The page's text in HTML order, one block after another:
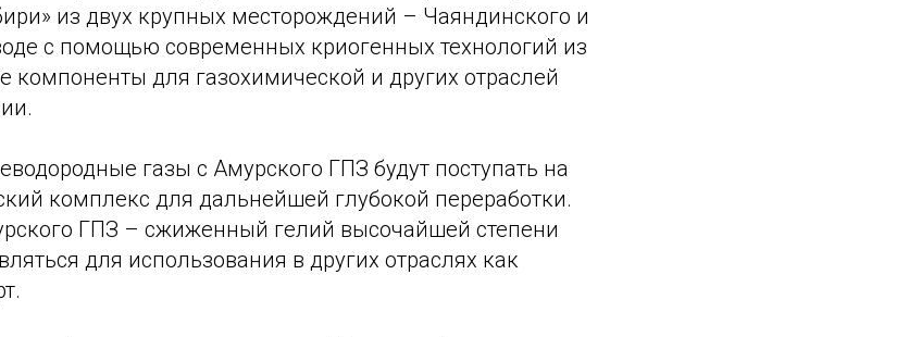
из двух крупных месторождений – Чаяндинского и
с помощью современных криогенных технологий из
компоненты для газохимической и других отраслей
газы с Амурского ГПЗ будут поступать на
комплекс для дальнейшей глубокой переработки.
ГПЗ – сжиженный гелий высочайшей степени
для использования в других отраслях как